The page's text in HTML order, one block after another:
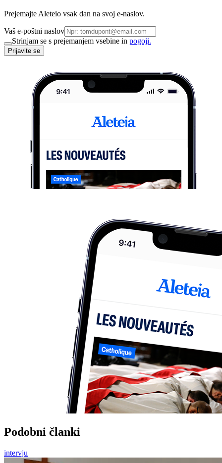
Prejemajte Aleteio vsak dan na svoj e-naslov.
Vaš e-poštni naslov
Strinjam se s prejemanjem vsebine in pogoji.
Prijavite se
Podobni članki
intervju